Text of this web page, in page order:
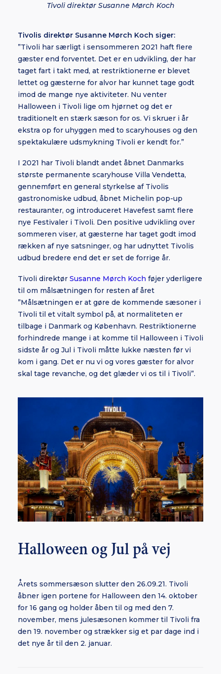
Tivoli direktør Susanne Mørch Koch
Tivolis direktør Susanne Mørch Koch siger:
”Tivoli har særligt i sensommeren 2021 haft flere
gæster end forventet. Det er en udvikling, der har
taget fart i takt med, at restriktionerne er blevet
lettet og gæsterne for alvor har kunnet tage godt
imod de mange nye aktiviteter. Nu venter
Halloween i Tivoli lige om hjørnet og det er
traditionelt en stærk sæson for os. Vi skruer i år
ekstra op for uhyggen med to scaryhouses og den
spektakulære udsmykning Tivoli er kendt for.”
I 2021 har Tivoli blandt andet åbnet Danmarks
største permanente scaryhouse Villa Vendetta,
gennemført en general styrkelse af Tivolis
gastronomiske udbud, åbnet Michelin pop-up
restauranter, og introduceret Havefest samt flere
nye Festivaler i Tivoli. Den positive udvikling over
sommeren viser, at gæsterne har taget godt imod
rækken af nye satsninger, og har udnyttet Tivolis
udbud bredere end det er set de forrige år.
Tivoli direktør Susanne Mørch Koch føjer yderligere
til om målsætningen for resten af året
”Målsætningen er at gøre de kommende sæsoner i
Tivoli til et vitalt symbol på, at normaliteten er
tilbage i Danmark og København. Restriktionerne
forhindrede mange i at komme til Halloween i Tivoli
sidste år og Jul i Tivoli måtte lukke næsten før vi
kom i gang. Det er nu vi og vores gæster for alvor
skal tage revanche, og det glæder vi os til i Tivoli”.
Halloween og Jul på vej
Årets sommersæson slutter den 26.09.21. Tivoli
åbner igen portene for Halloween den 14. oktober
for 16 gang og holder åben til og med den 7.
november, mens julesæsonen kommer til Tivoli fra
den 19. november og strækker sig et par dage ind i
det nye år til den 2. januar.